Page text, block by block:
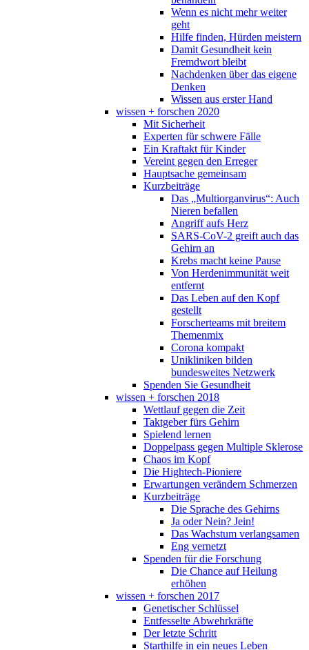
Wenn es nicht mehr weiter
geht
Hilfe finden, Hürden meistern
Damit Gesundheit kein
Fremdwort bleibt
Nachdenken über das eigene
Denken
Wissen aus erster Hand
wissen + forschen 2020
Mit Sicherheit
Experten für schwere Fälle
Ein Kraftakt für Kinder
Vereint gegen den Erreger
Hauptsache gemeinsam
Kurzbeiträge
Das „Multiorganvirus“: Auch
Nieren befallen
Angriff aufs Herz
SARS-CoV-2 greift auch das
Gehirn an
Krebs macht keine Pause
Von Herdenimmunität weit
entfernt
Das Leben auf den Kopf
gestellt
Forscherteams mit breitem
Themenmix
Corona kompakt
Unikliniken bilden
bundesweites Netzwerk
Spenden Sie Gesundheit
wissen + forschen 2018
Wettlauf gegen die Zeit
Taktgeber fürs Gehirn
Spielend lernen
Doppelpass gegen Multiple Sklerose
Chaos im Kopf
Die Hightech-Pioniere
Erwartungen verändern Schmerzen
Kurzbeiträge
Die Sprache des Gehirns
Ja oder Nein? Jein!
Das Wachstum verlangsamen
Eng vernetzt
Spenden für die Forschung
Die Chance auf Heilung
erhöhen
wissen + forschen 2017
Genetischer Schlüssel
Entfesselte Abwehrkräfte
Der letzte Schritt
Starthilfe in ein neues Leben